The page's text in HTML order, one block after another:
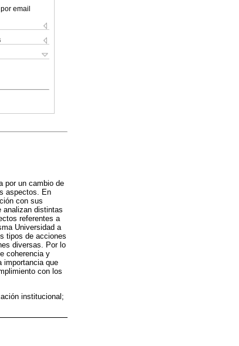
email
por un cambio de
aspectos. En
con sus
analizan distintas
referentes a
Universidad a
tipos de acciones
diversas. Por lo
coherencia y
importancia que
con los
institucional;